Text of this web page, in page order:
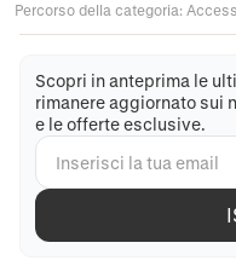
Percorso della categoria:
Scopri in anteprima le
rimanere aggiornato sui
e le offerte esclusive.